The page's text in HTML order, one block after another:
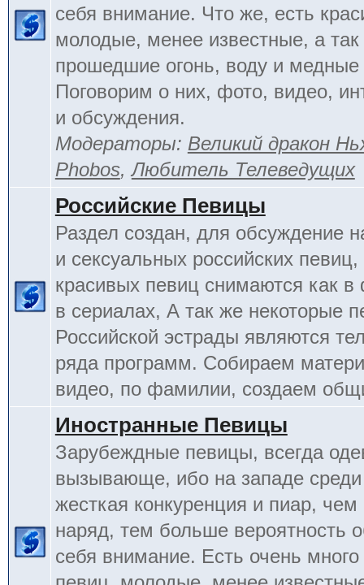
себя внимание. Что же, есть
молодые, менее известные, а
прошедшие огонь, воду и медные
Поговорим о них, фото, видео,
и обсуждения.
Модераторы: Великий дракон
Phobos,Любитель Телеведущих
Российские Певицы
Раздел создан, для обсуждение
и сексуальных российских
красивых певиц снимаются как
в сериалах, А так же некоторые
Российской эстрады являются
ряда программ. Собираем
видео, по фамилии, создаем
Иностранные Певицы
Зарубеждные певицы, всегда
вызывающе, ибо на западе среди
жесткая конкуренция и пиар, чем
наряд, тем больше вероятность
себя внимание. Есть очень